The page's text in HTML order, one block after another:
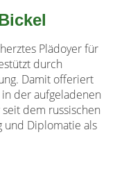
Plädoyer für
durch
Damit offeriert
der aufgeladenen
dem russischen
und Diplomatie als